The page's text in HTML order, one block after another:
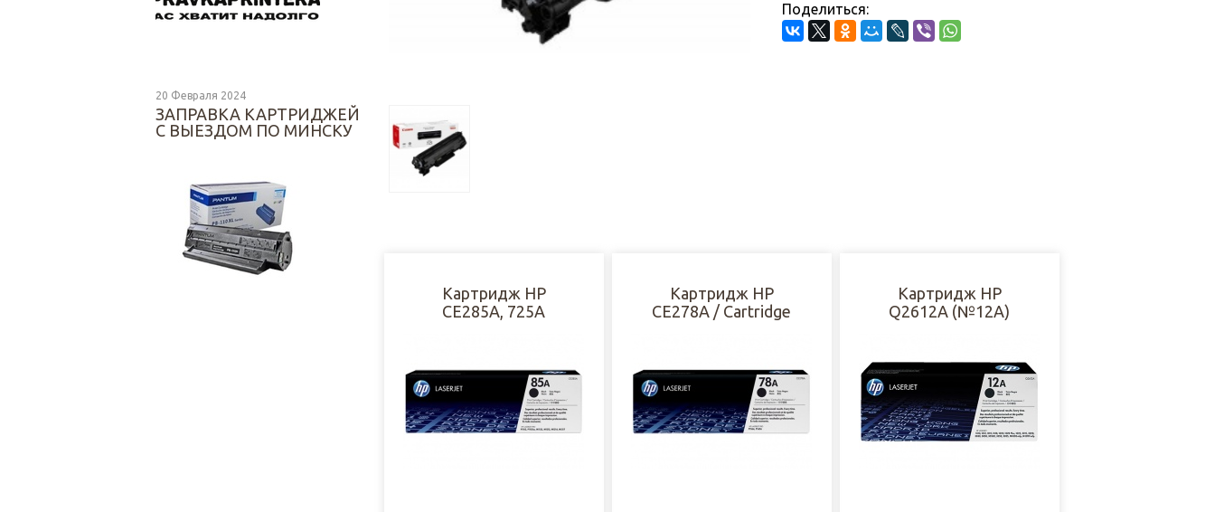
20 Февраля 2024
ЗАПРАВКА КАРТРИДЖЕЙ
С ВЫЕЗДОМ ПО МИНСКУ
Поделиться:
Картридж HP
CE285A, 725A
Картридж HP
CE278A / Cartridge
Картридж HP
Q2612A (№12A)